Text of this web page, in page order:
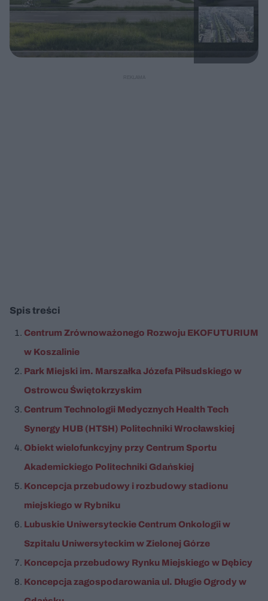
Spis treści
Centrum Zrównoważonego Rozwoju EKOFUTURIUM
w Koszalinie
Park Miejski im. Marszałka Józefa Piłsudskiego w
Ostrowcu Świętokrzyskim
Centrum Technologii Medycznych Health Tech
Synergy HUB (HTSH) Politechniki Wrocławskiej
Obiekt wielofunkcyjny przy Centrum Sportu
Akademickiego Politechniki Gdańskiej
Koncepcja przebudowy i rozbudowy stadionu
miejskiego w Rybniku
Lubuskie Uniwersyteckie Centrum Onkologii w
Szpitalu Uniwersyteckim w Zielonej Górze
Koncepcja przebudowy Rynku Miejskiego w Dębicy
Koncepcja zagospodarowania ul. Długie Ogrody w